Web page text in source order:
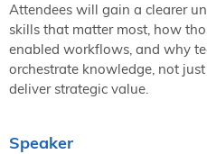
Attendees will gain a clearer
skills that matter most, how
enabled workflows, and why
orchestrate knowledge, not
deliver strategic value.
Speaker